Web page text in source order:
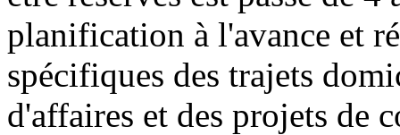
planification à l'avance et
spécifiques des trajets
d'affaires et des projets de